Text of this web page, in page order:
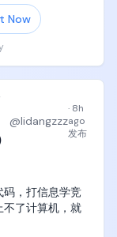
续造完美条件
该不亚于GPT-
们应该带着10
紧融资，
是他们的身
完美运行量子
5年内随时交付
Now
@lidangzzz
· 8h
ago
发布
，打信息学竞
了计算机，就